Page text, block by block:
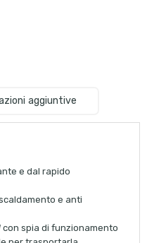
aggiuntive
e dal rapido
e anti
con spia di funzionamento